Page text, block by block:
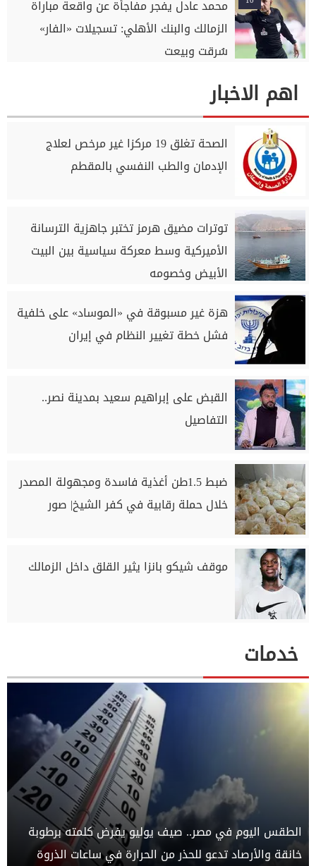
محمد عادل يفجر مفاجأة عن واقعة مباراة
الزمالك والبنك الأهلي: تسجيلات «الفار»
سُرقت وبيعت
اهم الاخبار
الصحة تغلق 19 مركزا غير مرخص لعلاج
الإدمان والطب النفسي بالمقطم
توترات مضيق هرمز تختبر جاهزية الترسانة
الأميركية وسط معركة سياسية بين البيت
الأبيض وخصومه
هزة غير مسبوقة في «الموساد» على خلفية
فشل خطة تغيير النظام في إيران
القبض على إبراهيم سعيد بمدينة نصر..
التفاصيل
ضبط 1.5طن أغذية فاسدة ومجهولة المصدر
خلال حملة رقابية في كفر الشيخ| صور
موقف شيكو بانزا يثير القلق داخل الزمالك
خدمات
الطقس اليوم في مصر.. صيف يوليو يفرض كلمته برطوبة
خانقة والأرصاد تدعو للحذر من الحرارة في ساعات الذروة